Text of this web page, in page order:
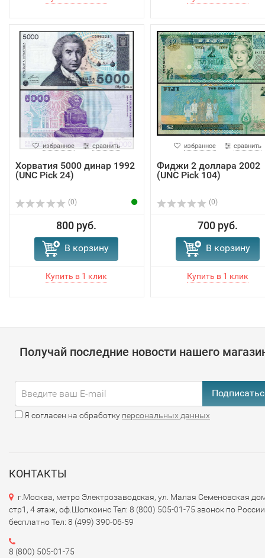
избранное сравнить
Хорватия 5000 динар 1992
(UNC Pick 24)
(0)
800 руб.
В корзину
избранное сравнить
Фиджи 2 доллара 2002
(UNC Pick 104)
(0)
700 руб.
В корзину
Получай последние новости нашего
Я согласен на обработку персональных данных
КОНТАКТЫ
г.Москва, метро Электрозаводская, ул. Малая Семеновская
стр1, 4 этаж, оф.Шопкоинс Тел: 8 (800) 505-01-75 звонок по России
бесплатно Тел: 8 (499) 390-06-59
8 (800) 505-01-75